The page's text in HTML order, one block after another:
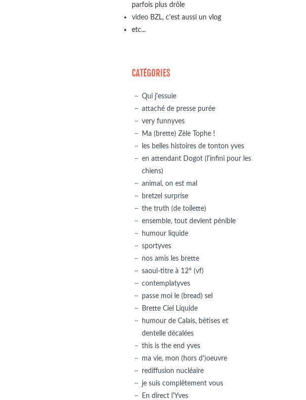
parfois plus drôle
video BZL, c'est aussi un vlog
etc...
CATÉGORIES
Qui j'essuie
attaché de presse purée
very funnyves
Ma (brette) Zèle Tophe !
les belles histoires de tonton yves
en attendant Dogot (l'infini pour les
chiens)
animal, on est mal
bretzel surprise
the truth (de toilette)
ensemble, tout devient pénible
humour liquide
sportyves
nos amis les brette
saoul-titre à 12° (vf)
contemplatyves
passe moi le (bread) sel
Brette Ciel Liquide
humour de Calais, bêtises et
dentelle décalées
this is the end yves
ma vie, mon (hors d')oeuvre
rediffusion nucléaire
je suis complètement vous
En direct l'Yves